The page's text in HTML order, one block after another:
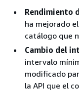
Rendimiento
ha mejorado
catálogo que
Cambio del
intervalo
modificado
la API que el